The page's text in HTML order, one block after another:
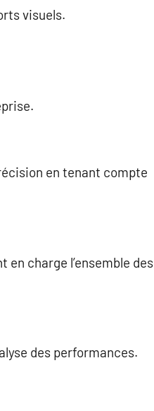
visuels.
en tenant compte
en charge l’ensemble des
des performances.